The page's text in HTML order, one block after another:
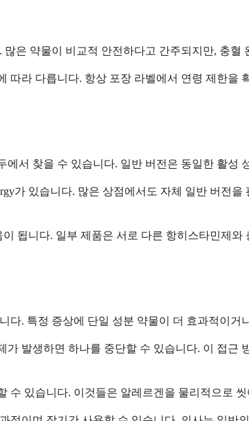
은 약물이 비교적 안전하다고 간주되지만, 충혈
라 다릅니다. 항상 포장 라벨에서 연령 제한을
서 찾을 수 있습니다. 일반 버전은 동일한 활성
가 있습니다. 많은 상점에서도 자체 일반 버전
됩니다. 일부 제품은 서로 다른 항히스타민제
. 특정 증상에 단일 성분 약물이 더 효과적이거
발생하면 하나를 중단할 수 있습니다. 이 접근
있습니다. 이것들은 알레르겐을 물리적으로